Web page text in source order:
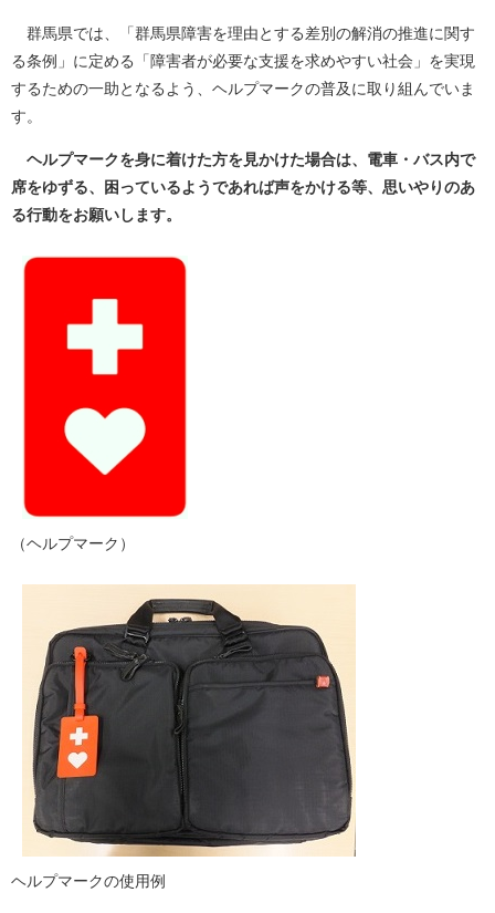
群馬県では、「群馬県障害を理由とする差別の解消の推進に関す
る条例」に定める「障害者が必要な支援を求めやすい社会」を実現
するための一助となるよう、ヘルプマークの普及に取り組んでいま
す。
ヘルプマークを身に着けた方を見かけた場合は、電車・バス内で
席をゆずる、困っているようであれば声をかける等、思いやりのあ
る行動をお願いします。
（ヘルプマーク）
ヘルプマークの使用例